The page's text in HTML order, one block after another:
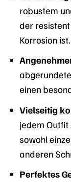
robustem
der
Korrosion ist.
einen
Vielseitig
jedem
sowohl
anderen
Perfektes